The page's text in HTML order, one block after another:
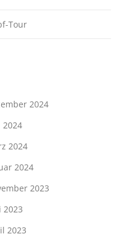
Tour
2024
2024
2024
2024
2023
2023
2023